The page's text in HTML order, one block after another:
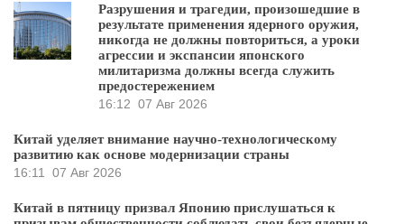
Разрушения и трагедии, произошедшие в
результате применения ядерного оружия,
никогда не должны повториться, а уроки
агрессии и экспансии японского
милитаризма должны всегда служить
предостережением
16:12 07 Авг 2026
Китай уделяет внимание научно-технологическому
развитию как основе модернизации страны
16:11
07 Авг 2026
Китай в пятницу призвал Японию прислушаться к